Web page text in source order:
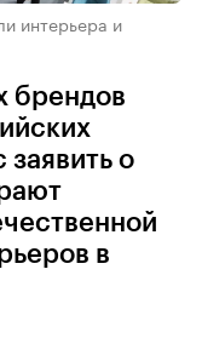
интерьера и
брендов
о
в